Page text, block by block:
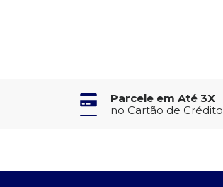
Parcele em Até 3X
no Cartão de Crédito